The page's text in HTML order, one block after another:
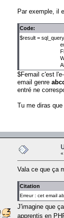
Par exemple, il
Code:
$result =
email,
FROM
WHERE
AND
$Femail c'est
email genre
entré ne
Tu me diras
«
Vala ce que ça
Citation
Erreur : cet email
J'imagine que
apprentis en